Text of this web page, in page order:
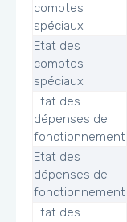
comptes
spéciaux
Etat des
comptes
spéciaux
Etat des
dépenses de
fonctionnement
Etat des
dépenses de
fonctionnement
Etat des